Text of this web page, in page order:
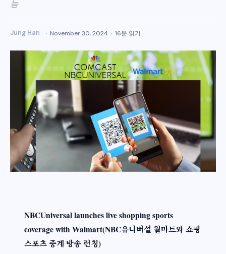
능
Jung Han November 30, 2024 16분 읽기
NBCUniversal launches live shopping sports
coverage with Walmart(NBC유니버설 월마트와 쇼핑
스포츠 중계 방송 런칭)